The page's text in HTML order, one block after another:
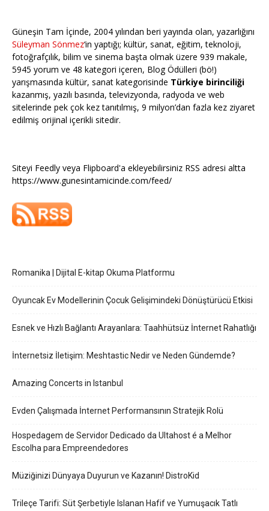
Güneşin Tam İçinde, 2004 yılından beri yayında olan, yazarlığını
Süleyman Sönmez‘in yaptığı; kültür, sanat, eğitim, teknoloji,
fotoğrafçılık, bilim ve sinema başta olmak üzere 939 makale,
5945 yorum ve 48 kategori içeren, Blog Ödülleri (bö!)
yarışmasında kültür, sanat kategorisinde Türkiye birinciliği
kazanmış, yazılı basında, televizyonda, radyoda ve web
sitelerinde pek çok kez tanıtılmış, 9 milyon’dan fazla kez ziyaret
edilmiş orijinal içerikli sitedir.
Siteyi Feedly veya Flipboard'a ekleyebilirsiniz RSS adresi altta
https://www.gunesintamicinde.com/feed/
Romanika | Dijital E-kitap Okuma Platformu
Oyuncak Ev Modellerinin Çocuk Gelişimindeki Dönüştürücü Etkisi
Esnek ve Hızlı Bağlantı Arayanlara: Taahhütsüz İnternet Rahatlığı
İnternetsiz İletişim: Meshtastic Nedir ve Neden Gündemde?
Amazing Concerts in Istanbul
Evden Çalışmada İnternet Performansının Stratejik Rolü
Hospedagem de Servidor Dedicado da Ultahost é a Melhor
Escolha para Empreendedores
Müziğinizi Dünyaya Duyurun ve Kazanın! DistroKid
Trileçe Tarifi: Süt Şerbetiyle Islanan Hafif ve Yumuşacık Tatlı